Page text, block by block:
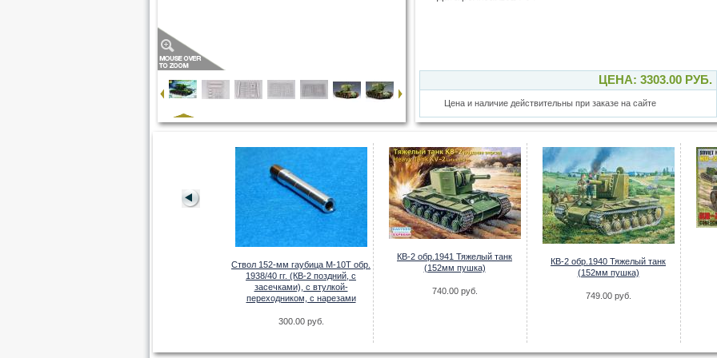
ЦЕНА: 3303.00 РУБ.
Цена и наличие действительны при заказе на сайте
Ствол 152-мм гаубица М-10Т обр.
1938/40 гг. (КВ-2 поздний, с
засечками), с втулкой-
переходником, с нарезами
300.00 руб.
КВ-2 обр.1941 Тяжелый танк
(152мм пушка)
740.00 руб.
КВ-2 обр.1940 Тяжелый танк
(152мм пушка)
749.00 руб.